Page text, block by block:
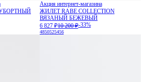
Акция интернет-магазина
ЖИЛЕТ RABE COLLECTION
ВЯЗАНЫЙ БЕЖЕВЫЙ
6 827 ₽10 200 ₽-33%
4850525456